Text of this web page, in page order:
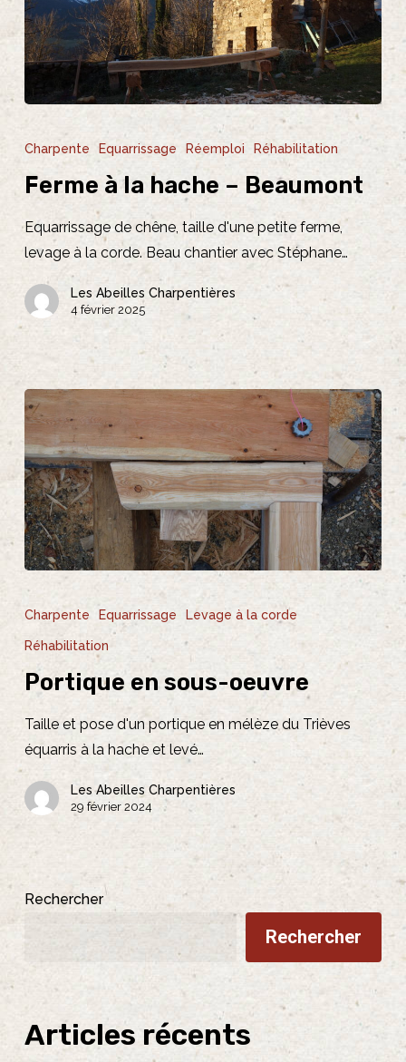
à
hache
Beaumont
Charpente Equarrissage Réemploi Réhabilitation
Ferme à la hache – Beaumont
Equarrissage de chêne, taille d'une petite ferme,
levage à la corde. Beau chantier avec Stéphane…
Les Abeilles Charpentières
4 février 2025
Portique
en
Charpente Equarrissage Levage à la corde
Réhabilitation
Portique en sous-oeuvre
Taille et pose d'un portique en mélèze du Trièves
équarris à la hache et levé…
Les Abeilles Charpentières
29 février 2024
Rechercher
Rechercher
Articles récents